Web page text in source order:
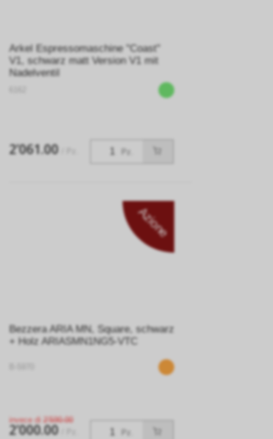
Arkel Espressomaschine "Coast"
V1, schwarz matt Version V1 mit
Nadelventil
Pz.
2’061.00
Azione
Bezzera ARIA MN, Square, schwarz
+ Holz ARIASMN1NG5-VTC
Pz.
invece di 2’590.00
2’000.00